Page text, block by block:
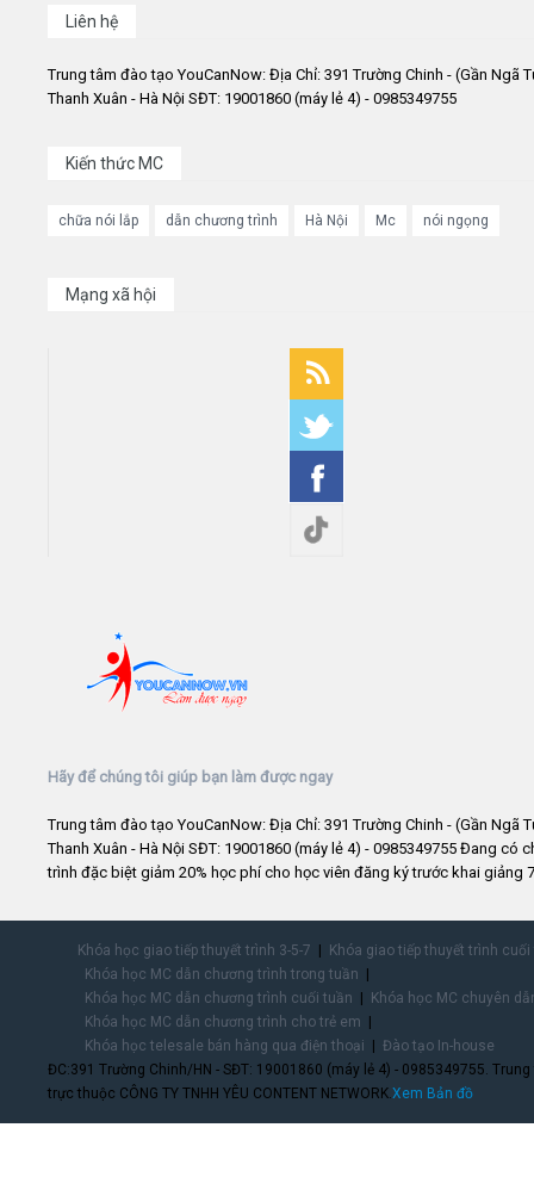
Liên hệ
Trung tâm đào tạo YouCanNow: Địa Chỉ: 391 Trường Chinh - (Gần Ngã
Thanh Xuân - Hà Nội SĐT: 19001860 (máy lẻ 4) - 0985349755
Kiến thức MC
chữa nói lắp dẫn chương trình Hà Nội Mc nói ngọng
Mạng xã hội
Hãy để chúng tôi giúp bạn làm được ngay
Trung tâm đào tạo YouCanNow: Địa Chỉ: 391 Trường Chinh - (Gần Ngã
Thanh Xuân - Hà Nội SĐT: 19001860 (máy lẻ 4) - 0985349755 Đang có
trình đặc biệt giảm 20% học phí cho học viên đăng ký trước khai giảng
Khóa học giao tiếp thuyết trình 3-5-7
Khóa giao tiếp thuyết trình
Khóa học MC dẫn chương trình trong tuần
Khóa học MC dẫn chương trình cuối tuần
Khóa học MC chuyên
Khóa học MC dẫn chương trình cho trẻ em
Khóa học telesale bán hàng qua điện thoại
Đào tạo In-house
ĐC:391 Trường Chinh/HN - SĐT: 19001860 (máy lẻ 4) - 0985349755.
trực thuộc CÔNG TY TNHH YÊU CONTENT NETWORK.Xem Bản đồ